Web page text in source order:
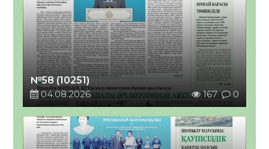
№58 (10251)
04.08.2026
167 0